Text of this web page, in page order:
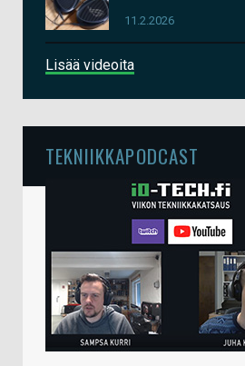
11.2.2026
Lisää videoita
TEKNIIKKAPODCAST